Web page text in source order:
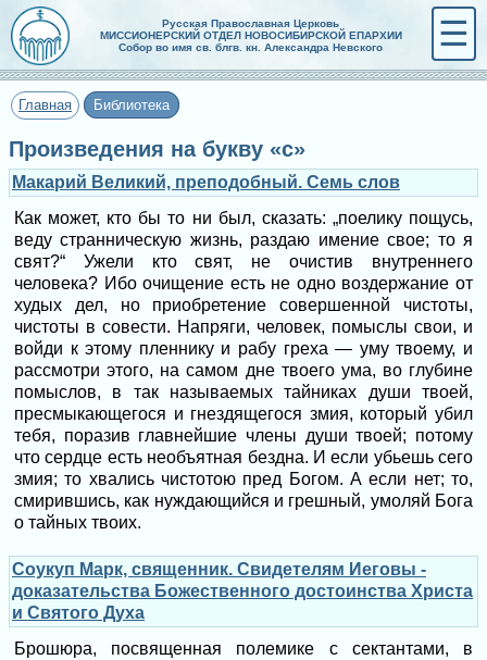
Русская Православная Церковь
МИССИОНЕРСКИЙ ОТДЕЛ НОВОСИБИРСКОЙ ЕПАРХИИ
Собор во имя св. блгв. кн. Александра Невского
☰
Главная Библиотека
Произведения на букву «с»
Макарий Великий, преподобный. Семь слов
Как может, кто бы то ни был, сказать: „поелику пощусь,
веду странническую жизнь, раздаю имение свое; то я
свят?“ Ужели кто свят, не очистив внутреннего
человека? Ибо очищение есть не одно воздержание от
худых дел, но приобретение совершенной чистоты,
чистоты в совести. Напряги, человек, помыслы свои, и
войди к этому пленнику и рабу греха — уму твоему, и
рассмотри этого, на самом дне твоего ума, во глубине
помыслов, в так называемых тайниках души твоей,
пресмыкающегося и гнездящегося змия, который убил
тебя, поразив главнейшие члены души твоей; потому
что сердце есть необъятная бездна. И если убьешь сего
змия; то хвались чистотою пред Богом. А если нет; то,
смирившись, как нуждающийся и грешный, умоляй Бога
о тайных твоих.
Соукуп Марк, священник. Свидетелям Иеговы -
доказательства Божественного достоинства Христа
и Святого Духа
Брошюра, посвященная полемике с сектантами, в